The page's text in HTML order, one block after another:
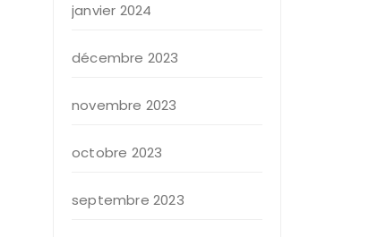
janvier 2024
décembre 2023
novembre 2023
octobre 2023
septembre 2023